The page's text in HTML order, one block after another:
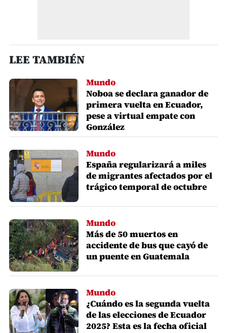
LEE TAMBIÉN
Mundo
Noboa se declara ganador de
primera vuelta en Ecuador,
pese a virtual empate con
González
Mundo
España regularizará a miles
de migrantes afectados por el
trágico temporal de octubre
Mundo
Más de 50 muertos en
accidente de bus que cayó de
un puente en Guatemala
Mundo
¿Cuándo es la segunda vuelta
de las elecciones de Ecuador
2025? Esta es la fecha oficial